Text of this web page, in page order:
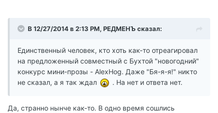
В 12/27/2014 в 2:13 PM, РЕДМЕНЪ сказал:
Единственный человек, кто хоть как-то отреагировал
на предложенный совместный с Бухтой "новогодний"
конкурс мини-прозы - AlexHog. Даже "Бя-я-я!" никто
не сказал, а я так ждал
. На нет и ответа нет.
Да, странно нынче как-то. В одно время сошлись